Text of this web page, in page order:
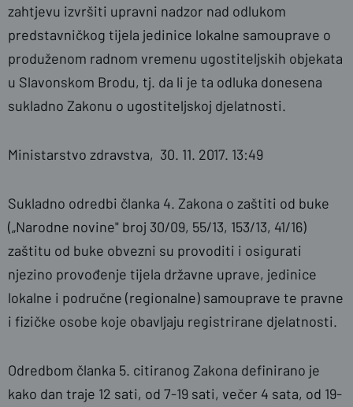
zahtjevu izvršiti upravni nadzor nad odlukom
predstavničkog tijela jedinice lokalne samouprave o
produženom radnom vremenu ugostiteljskih objekata
u Slavonskom Brodu, tj. da li je ta odluka donesena
sukladno Zakonu o ugostiteljskoj djelatnosti.
Ministarstvo zdravstva, 30. 11. 2017. 13:49
Sukladno odredbi članka 4. Zakona o zaštiti od buke
(„Narodne novine" broj 30/09, 55/13, 153/13, 41/16)
zaštitu od buke obvezni su provoditi i osigurati
njezino provođenje tijela državne uprave, jedinice
lokalne i područne (regionalne) samouprave te pravne
i fizičke osobe koje obavljaju registrirane djelatnosti.
Odredbom članka 5. citiranog Zakona definirano je
kako dan traje 12 sati, od 7-19 sati, večer 4 sata, od 19-